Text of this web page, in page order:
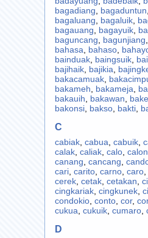
bagadiang
bagaduntun
bagaluang
bagaluik,
bagauang
bagayuik,
baguncang
bagunjiang
bahasa
bahaso,
bainduak, baingsuik,
bajihaik, bajikia
bakacamuak,
bakameh
bakameja
bakauih
bakawan
bakonsi, bakso, bakti,
C
cabiak, cabua cabuik,
calak, caliak, calo, calon
canang cancang
cari, carito, carno, caro,
cerek, cetak, cetakan
cingkariak, cingkunek,
condokio, conto, cor,
cukua cukuik, cumaro,
D